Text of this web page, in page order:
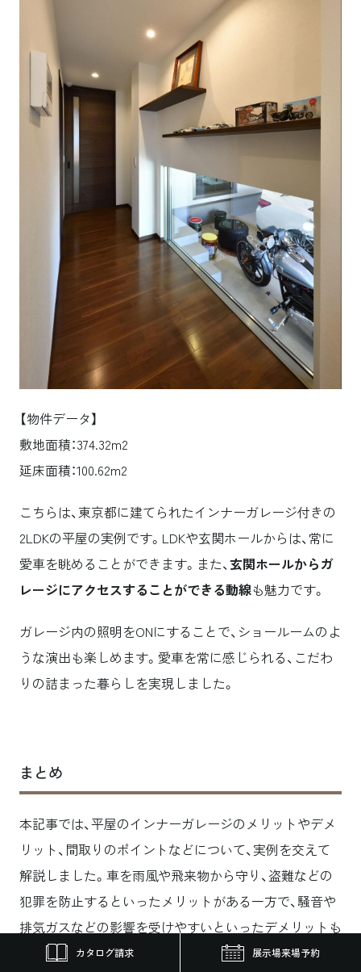
【物件データ】
敷地面積：374.32m2
延床面積：100.62m2
こちらは、東京都に建てられたインナーガレージ付きの
2LDKの平屋の実例です。LDKや玄関ホールからは、常に
愛車を眺めることができます。また、玄関ホールからガ
レージにアクセスすることができる動線も魅力です。
ガレージ内の照明をONにすることで、ショールームのよ
うな演出も楽しめます。愛車を常に感じられる、こだわ
りの詰まった暮らしを実現しました。
まとめ
本記事では、平屋のインナーガレージのメリットやデメ
リット、間取りのポイントなどについて、実例を交えて
解説しました。車を雨風や飛来物から守り、盗難などの
犯罪を防止するといったメリットがある一方で、騒音や
排気ガスなどの影響を受けやすいといったデメリットも
あります。注意すべきポイントを押さえて、自身のライ
カタログ請求 展示場来場予約